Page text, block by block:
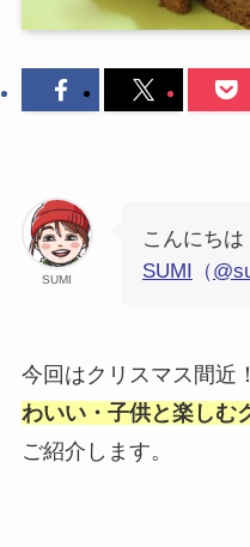
SUMI
こんにち
SUMI （
今回はクリスマス間近
わいい・子供と楽しむ
ご紹介します。